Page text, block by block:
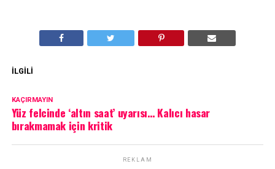
İLGILI
KAÇIRMAYIN
Yüz felcinde ‘altın saat’ uyarısı… Kalıcı hasar
bırakmamak için kritik
REKLAM